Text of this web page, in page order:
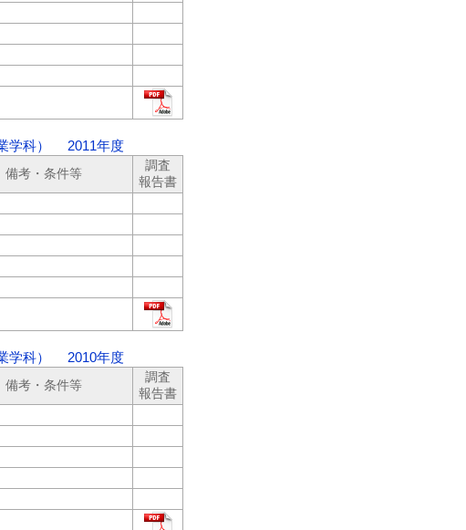
学科） 2011年度
備考・条件等
調査
報告書
学科） 2010年度
備考・条件等
調査
報告書